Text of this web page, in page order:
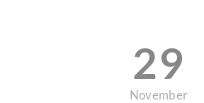
29
November